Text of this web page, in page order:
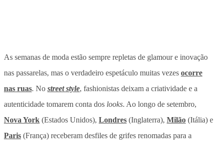
As semanas de moda estão sempre repletas de glamour e inovação
nas passarelas, mas o verdadeiro espetáculo muitas vezes ocorre
nas ruas. No street style, fashionistas deixam a criatividade e a
autenticidade tomarem conta dos looks. Ao longo de setembro,
Nova York (Estados Unidos), Londres (Inglaterra), Milão (Itália) e
Paris (França) receberam desfiles de grifes renomadas para a